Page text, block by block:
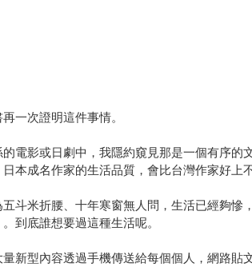
一次證明這件事情。
電影或日劇中，我隱約窺見那是一個有序的
本成名作家的生活品質，會比台灣作家好上不
斗米折腰、十年寒窗無人問，生活已經夠慘
到底誰想要過這種生活呢。
新型內容透過手機傳送給每個個人，網路貼